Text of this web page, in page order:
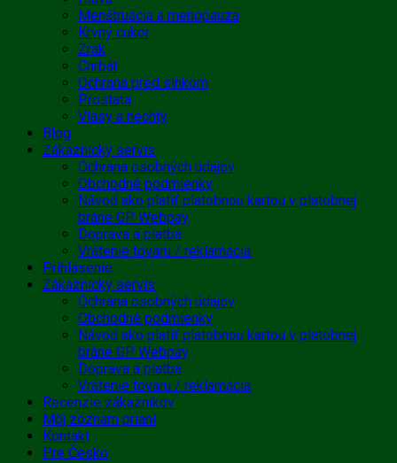
Menštruácia a menopauza
Krvný cukor
Zrak
Chrbát
Ochrana pred slnkom
Prostata
Vlasy a nechty
Blog
Zákaznícky servis
Ochrana osobných údajov
Obchodné podmienky
Návod ako platiť platobnou kartou v platobnej
bráne GP Webpay
Doprava a platba
Vrátenie tovaru / reklamácia
Prihlásenie
Zákaznícky servis
Ochrana osobných údajov
Obchodné podmienky
Návod ako platiť platobnou kartou v platobnej
bráne GP Webpay
Doprava a platba
Vrátenie tovaru / reklamácia
Recenzie zákazníkov
Môj zoznam prianí
Kontakt
Pre Česko